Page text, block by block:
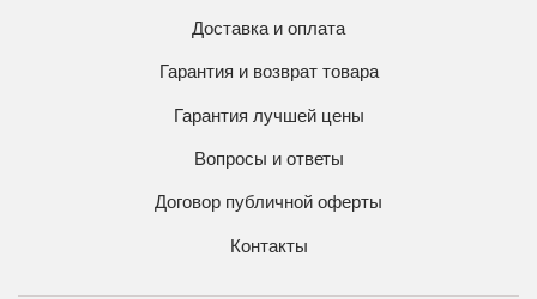
Доставка и оплата
Гарантия и возврат товара
Гарантия лучшей цены
Вопросы и ответы
Договор публичной оферты
Контакты